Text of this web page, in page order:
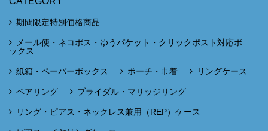
期間限定特別価格商品
メール便・ネコポス・ゆうパケット・クリックポスト対応ボ
ックス
紙箱・ペーパーボックス ポーチ・巾着 リングケース
ペアリング ブライダル・マリッジリング
リング・ピアス・ネックレス兼用（REP）ケース